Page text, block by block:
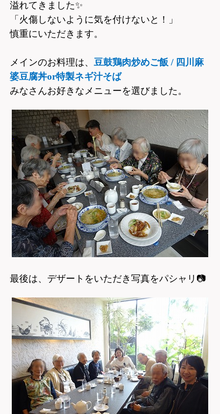
溢れてきました✨
「火傷しないように気を付けないと！」
慎重にいただきます。
メインのお料理は、 豆鼓鶏肉炒めご飯 / 四川麻
婆豆腐丼or特製ネギ汁そば
みなさんお好きなメニューを選びました。
最後は、デザートをいただき写真をパシャリ 📷